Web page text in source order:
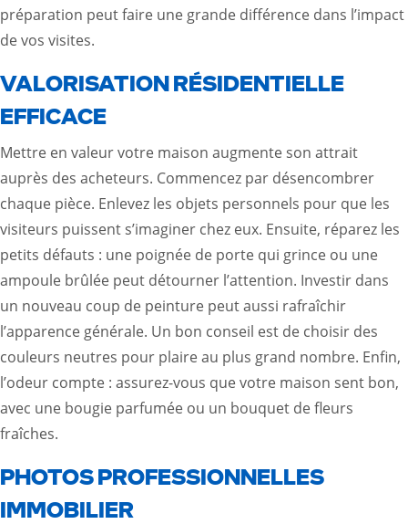
préparation peut faire une grande différence dans l’impact
de vos visites.
VALORISATION RÉSIDENTIELLE
EFFICACE
Mettre en valeur votre maison augmente son attrait
auprès des acheteurs. Commencez par désencombrer
chaque pièce. Enlevez les objets personnels pour que les
visiteurs puissent s’imaginer chez eux. Ensuite, réparez les
petits défauts : une poignée de porte qui grince ou une
ampoule brûlée peut détourner l’attention. Investir dans
un nouveau coup de peinture peut aussi rafraîchir
l’apparence générale. Un bon conseil est de choisir des
couleurs neutres pour plaire au plus grand nombre. Enfin,
l’odeur compte : assurez-vous que votre maison sent bon,
avec une bougie parfumée ou un bouquet de fleurs
fraîches.
PHOTOS PROFESSIONNELLES
IMMOBILIER